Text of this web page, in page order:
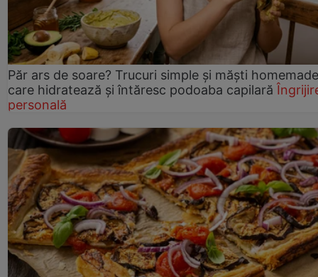
Păr ars de soare? Trucuri simple și măști homemade
care hidratează și întăresc podoaba capilară
personală